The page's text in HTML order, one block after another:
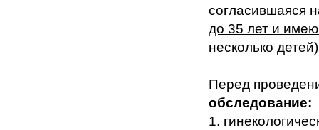
согласившаяся
до 35 лет и
несколько
Перед
обследование:
1.